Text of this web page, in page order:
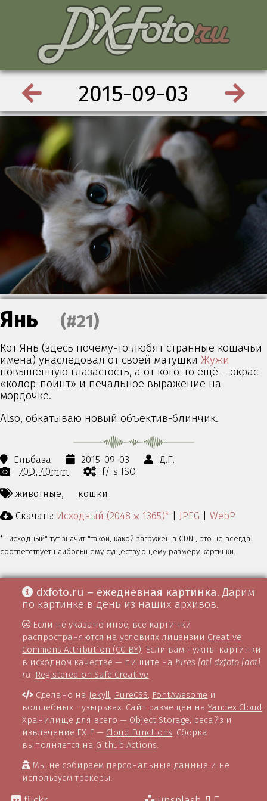
2015-09-03
Янь (#21)
Кот Янь (здесь почему-то любят странные кошачьи
имена) унаследовал от своей матушки Жужи
повышенную глазастость, а от кого-то ещё – окрас
«колор-поинт» и печальное выражение на
мордочке.
Also, обкатываю новый объектив-блинчик.
Ёльбаза 2015-09-03
Д.Г.
70D 40mm
f/ s ISO
животные,
кошки
Скачать: Исходный (2048 ⨉ 1365)* | JPEG | WebP
* "исходный" тут значит "такой, какой загружен в CDN", это не всегда
соответствует наибольшему существующему размеру картинки.
dxfoto.ru – ежедневная картинка. Дарим
по картинке в день из наших архивов.
Если не указано иное, все картинки
распространяются на условиях лицензии Creative
Commons Attribution (CC-BY) . Если вам нужны картинки
в исходном качестве — пишите на hires [at] dxfoto [dot]
ru Registered on Safe Creative
Сделано на Jekyll, PureCSS, FontAwesome и
волшебных пузырьках. Сайт размещён наYandex Cloud.
Хранилище для всего — Object Storage, ресайз и
извлечение EXIF — Cloud Functions. Сборка
выполняется на Github Actions.
Мы не собираем персональные данные и не
используем трекеры.